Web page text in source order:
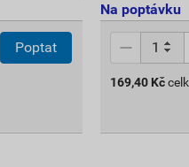
Poptat
Na poptávku
169,40 Kč